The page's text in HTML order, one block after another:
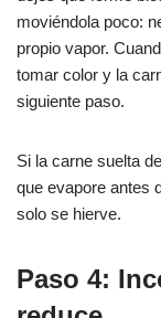
moviéndola poco:
propio vapor.
tomar color y la
siguiente paso.
Si la carne suelta
que evapore antes
solo se hierve.
Paso 4: